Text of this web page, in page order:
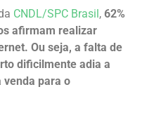
CNDL/SPC Brasil, 62%
afirmam realizar
Ou seja, a falta de
dificilmente adia a
venda para o